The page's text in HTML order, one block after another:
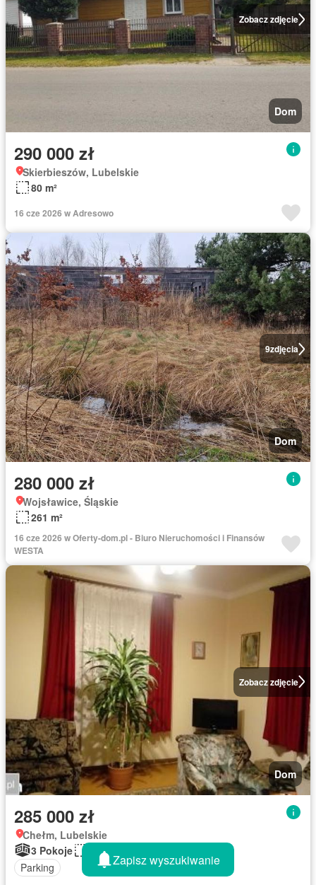
Zobacz zdjęcie
Dom
290 000 zł
Skierbieszów, Lubelskie
80 m²
16 cze 2026 w Adresowo
9zdjęcia
Dom
280 000 zł
Wojsławice, Śląskie
261 m²
16 cze 2026 w Oferty-dom.pl - Biuro Nieruchomości i Finansów
WESTA
Zobacz zdjęcie
Dom
285 000 zł
Chełm, Lubelskie
3 Pokoje
76 m²
Parking
Zapisz wyszukiwanie